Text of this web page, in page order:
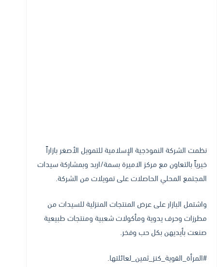
نظمت الشركة النموذجية الإسلامية للتمويل الأصغر بازاراً
خيرياً بالتعاون مع مركز الاميرة بسمة/اربد وبمشاركة سيدات
المجتمع المحلي الحاصلات على تمويلات من الشركة.
واشتمل البازار على عرض المنتجات المنزلية للسيدات من
مطرزات وحرف يدوية ومأكولات شعبية ومنتجات طبيعية
صنعت بأيديهن بكل حب وفخر.
#المرأة_القوية_كنز_ثمين_لعائلتها.